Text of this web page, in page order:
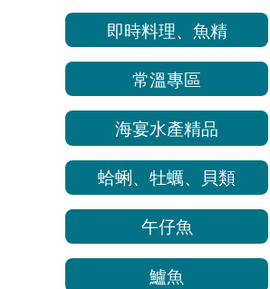
即時料理、魚精
常溫專區
海宴水產精品
蛤蜊、牡蠣、貝類
午仔魚
鱸魚